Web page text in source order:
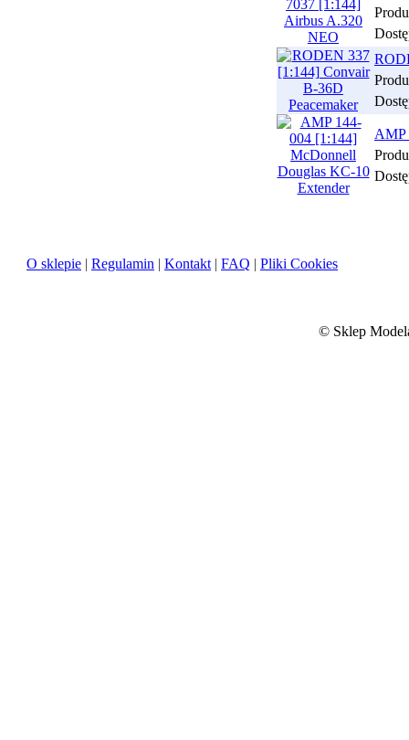
AMP
O sklepie | Regulamin | Kontakt | FAQ | Pliki Cookies
© Sklep